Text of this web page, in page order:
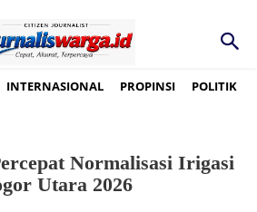
INTERNASIONAL PROPINSI POLITIK
Normalisasi Irigasi
Utara 2026